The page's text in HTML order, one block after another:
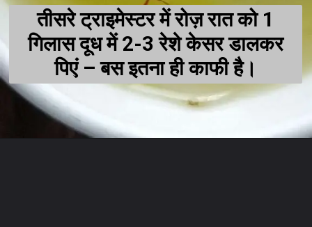
तीसरे ट्राइमेस्टर में रोज़ रात को 1
गिलास दूध में 2-3 रेशे केसर डालकर
पिएं – बस इतना ही काफी है।